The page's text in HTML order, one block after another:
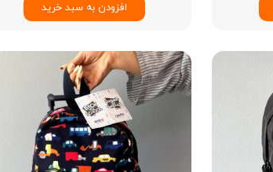
افزودن به سبد خرید